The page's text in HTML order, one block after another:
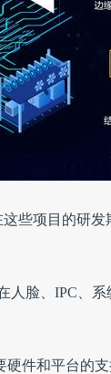
些项目的研
人脸、IPC、
件和平台的